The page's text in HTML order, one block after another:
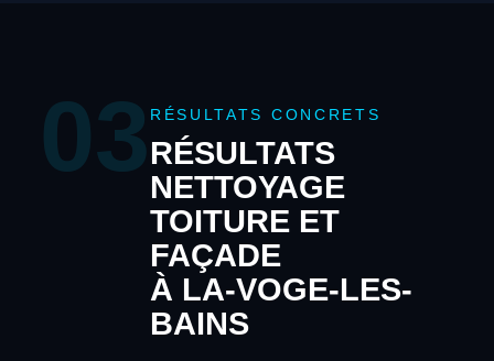
03 RÉSULTATS CONCRETS
RÉSULTATS
NETTOYAGE
TOITURE ET
FAÇADE
À LA-VOGE-LES-
BAINS